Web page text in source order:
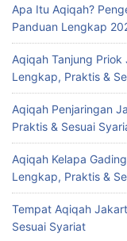
Apa Itu Aqiqah?
Panduan Lengkap
Aqiqah Tanjung
Lengkap, Praktis &
Aqiqah Penjaringan
Praktis & Sesuai
Aqiqah Kelapa
Lengkap, Praktis &
Tempat Aqiqah
Sesuai Syariat